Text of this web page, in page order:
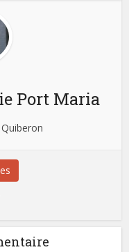
Port Maria